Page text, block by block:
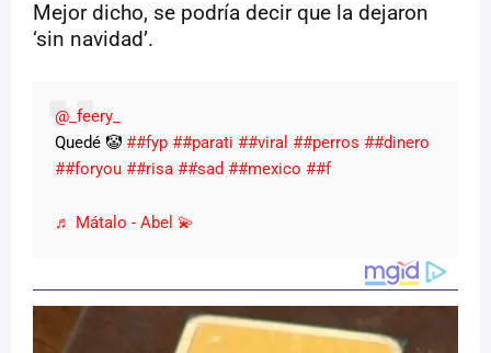
Mejor dicho, se podría decir que la dejaron
‘sin navidad’.
@_feery_
Quedé 🤡 ##fyp ##parati ##viral ##perros ##dinero
##foryou ##risa ##sad ##mexico ##f
♬ Mátalo - Abel 💫